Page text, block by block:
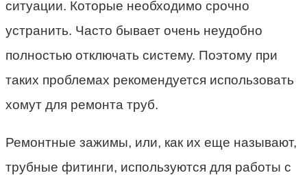
ситуации. Которые необходимо срочно
устранить. Часто бывает очень неудобно
полностью отключать систему. Поэтому при
таких проблемах рекомендуется использовать
хомут для ремонта труб.
Ремонтные зажимы, или, как их еще называют,
трубные фитинги, используются для работы с